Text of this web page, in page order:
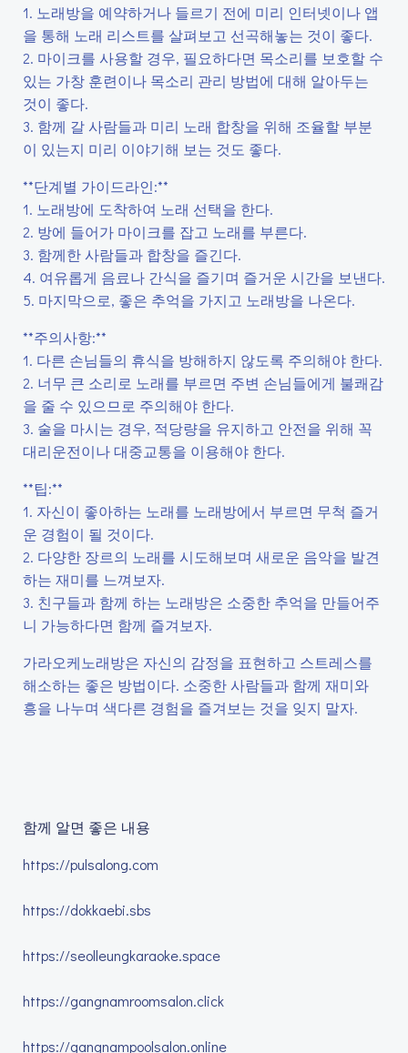
1. 노래방을 예약하거나 들르기 전에 미리 인터넷이나 앱
을 통해 노래 리스트를 살펴보고 선곡해놓는 것이 좋다.
2. 마이크를 사용할 경우, 필요하다면 목소리를 보호할 수
있는 가창 훈련이나 목소리 관리 방법에 대해 알아두는
것이 좋다.
3. 함께 갈 사람들과 미리 노래 합창을 위해 조율할 부분
이 있는지 미리 이야기해 보는 것도 좋다.
**단계별 가이드라인:**
1. 노래방에 도착하여 노래 선택을 한다.
2. 방에 들어가 마이크를 잡고 노래를 부른다.
3. 함께한 사람들과 합창을 즐긴다.
4. 여유롭게 음료나 간식을 즐기며 즐거운 시간을 보낸다.
5. 마지막으로, 좋은 추억을 가지고 노래방을 나온다.
**주의사항:**
1. 다른 손님들의 휴식을 방해하지 않도록 주의해야 한다.
2. 너무 큰 소리로 노래를 부르면 주변 손님들에게 불쾌감
을 줄 수 있으므로 주의해야 한다.
3. 술을 마시는 경우, 적당량을 유지하고 안전을 위해 꼭
대리운전이나 대중교통을 이용해야 한다.
**팁:**
1. 자신이 좋아하는 노래를 노래방에서 부르면 무척 즐거
운 경험이 될 것이다.
2. 다양한 장르의 노래를 시도해보며 새로운 음악을 발견
하는 재미를 느껴보자.
3. 친구들과 함께 하는 노래방은 소중한 추억을 만들어주
니 가능하다면 함께 즐겨보자.
가라오케노래방은 자신의 감정을 표현하고 스트레스를
해소하는 좋은 방법이다. 소중한 사람들과 함께 재미와
흥을 나누며 색다른 경험을 즐겨보는 것을 잊지 말자.
함께 알면 좋은 내용
https://pulsalong.com
https://dokkaebi.sbs
https://seolleungkaraoke.space
https://gangnamroomsalon.click
https://gangnampoolsalon.online